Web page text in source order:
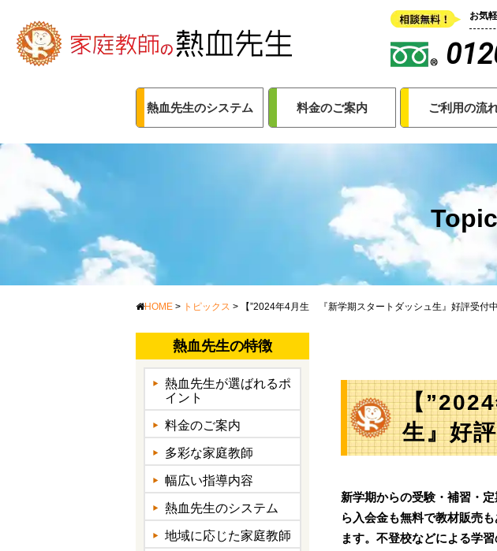
お気
熱血先生のシステム 料金のご案内 ご利用の流
HOME > トピックス > 【”2024年4月生 『新学期スタートダッシュ生』好評受付中
【
生』好
新学期からの受験・補習・
ら入会金も無料で教材販売
ます。不登校などによる学
熱血先生の特徴
熱血先生が選ばれるポ
イント
料金のご案内
多彩な家庭教師
幅広い指導内容
熱血先生のシステム
地域に応じた家庭教師